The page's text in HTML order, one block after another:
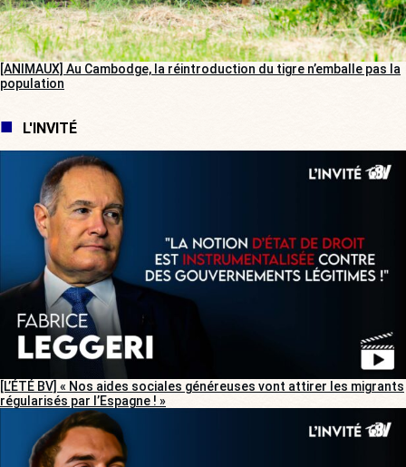
[ANIMAUX] Au Cambodge, la réintroduction du tigre n’emballe pas la
population
L'INVITÉ
[L’ÉTÉ BV] « Nos aides sociales généreuses vont attirer les migrants
régularisés par l’Espagne ! »